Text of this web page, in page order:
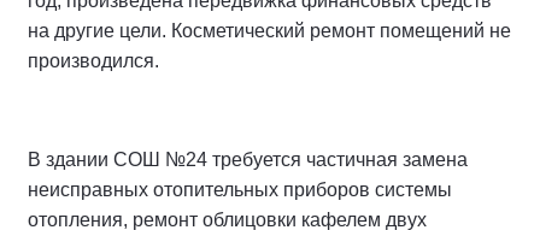
на другие цели. Косметический ремонт помещений не
производился.
В здании СОШ №24 требуется частичная замена
неисправных отопительных приборов системы
отопления, ремонт облицовки кафелем двух